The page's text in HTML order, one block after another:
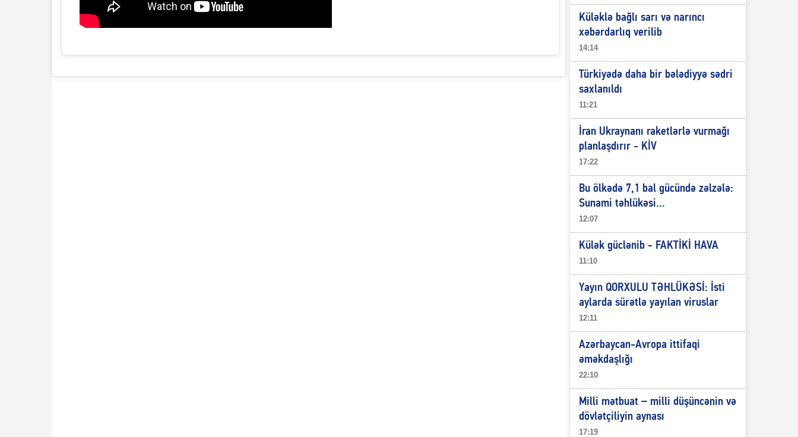
Küləklə bağlı sarı və narıncı
xəbərdarlıq verilib
14:14
Türkiyədə daha bir bələdiyyə sədri
saxlanıldı
11:21
İran Ukraynanı raketlərlə vurmağı
planlaşdırır - KİV
17:22
Bu ölkədə 7,1 bal gücündə zəlzələ:
Sunami təhlükəsi...
12:07
Külək güclənib - FAKTİKİ HAVA
11:10
Yayın QORXULU TƏHLÜKƏSİ: İsti
aylarda sürətlə yayılan viruslar
12:11
Azərbaycan-Avropa ittifaqi
əməkdaşlığı
22:10
Milli mətbuat – milli düşüncənin və
dövlətçiliyin aynası
17:19